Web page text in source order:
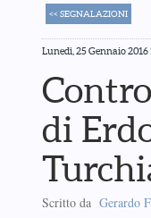
<< SEGNALAZIONI
Lunedì, 25 Gennaio 2016
di
Scritto da Gerardo